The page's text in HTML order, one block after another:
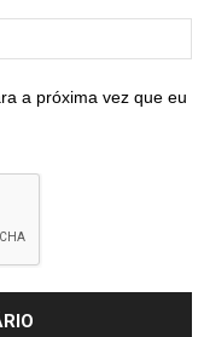
a próxima vez que eu